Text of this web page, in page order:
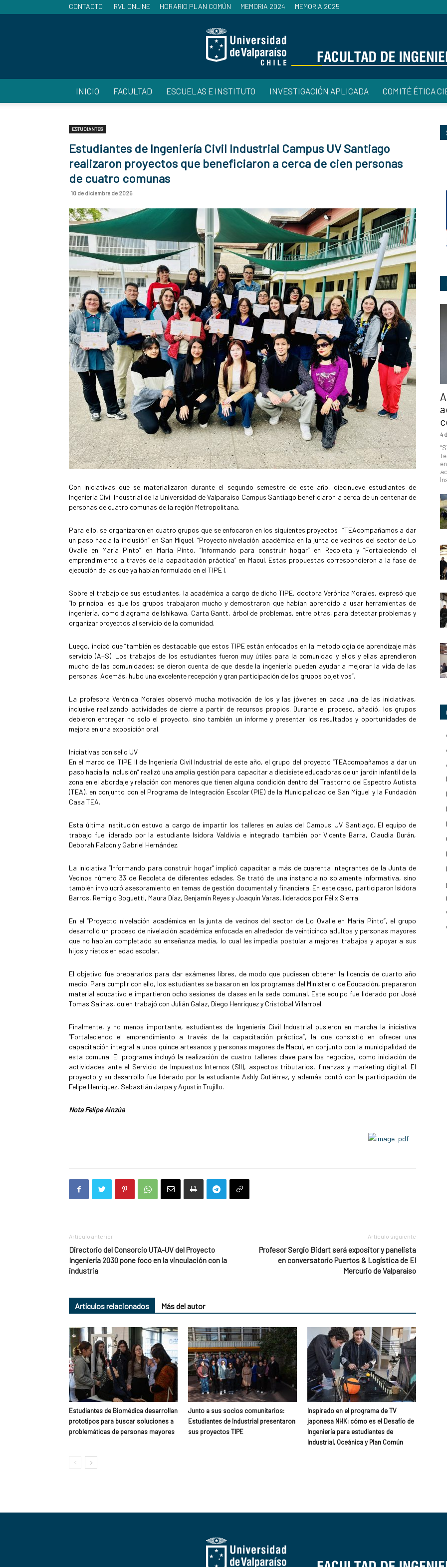
CONTACTO RVL ONLINE HORARIO PLAN COMÚN MEMORIA 2024 MEMORIA 2025
de
Ingeniería
INICIO FACULTAD ESCUELAS E INSTITUTO INVESTIGACIÓN APLICADA COMITÉ ÉTICA
ESTUDIANTES
Estudiantes de Ingeniería Civil Industrial Campus UV Santiago
realizaron proyectos que beneficiaron a cerca de cien personas
de cuatro comunas
10 de diciembre de 2025
Con iniciativas que se materializaron durante el segundo semestre de este año, diecinueve estudiantes de
Ingeniería Civil Industrial de la Universidad de Valparaíso Campus Santiago beneficiaron a cerca de un centenar de
personas de cuatro comunas de la región Metropolitana.
Para ello, se organizaron en cuatro grupos que se enfocaron en los siguientes proyectos: “TEAcompañamos a dar
un paso hacia la inclusión” en San Miguel, “Proyecto nivelación académica en la junta de vecinos del sector de Lo
Ovalle en María Pinto” en María Pinto, “Informando para construir hogar” en Recoleta y “Fortaleciendo el
emprendimiento a través de la capacitación práctica” en Macul. Estas propuestas correspondieron a la fase de
ejecución de las que ya habían formulado en el TIPE I.
Sobre el trabajo de sus estudiantes, la académica a cargo de dicho TIPE, doctora Verónica Morales, expresó que
“lo principal es que los grupos trabajaron mucho y demostraron que habían aprendido a usar herramientas de
ingeniería, como diagrama de Ishikawa, Carta Gantt, árbol de problemas, entre otras, para detectar problemas y
organizar proyectos al servicio de la comunidad.
Luego, indicó que “también es destacable que estos TIPE están enfocados en la metodología de aprendizaje más
servicio (A+S). Los trabajos de los estudiantes fueron muy útiles para la comunidad y ellos y ellas aprendieron
mucho de las comunidades; se dieron cuenta de que desde la ingeniería pueden ayudar a mejorar la vida de las
personas. Además, hubo una excelente recepción y gran participación de los grupos objetivos”.
La profesora Verónica Morales observó mucha motivación de los y las jóvenes en cada una de las iniciativas,
inclusive realizando actividades de cierre a partir de recursos propios. Durante el proceso, añadió, los grupos
debieron entregar no solo el proyecto, sino también un informe y presentar los resultados y oportunidades de
mejora en una exposición oral.
Iniciativas con sello UV
En el marco del TIPE II de Ingeniería Civil Industrial de este año, el grupo del proyecto “TEAcompañamos a dar un
paso hacia la inclusión” realizó una amplia gestión para capacitar a diecisiete educadoras de un jardín infantil de la
zona en el abordaje y relación con menores que tienen alguna condición dentro del Trastorno del Espectro Autista
(TEA), en conjunto con el Programa de Integración Escolar (PIE) de la Municipalidad de San Miguel y la Fundación
Casa TEA.
Esta última institución estuvo a cargo de impartir los talleres en aulas del Campus UV Santiago. El equipo de
trabajo fue liderado por la estudiante Isidora Valdivia e integrado también por Vicente Barra, Claudia Durán,
Deborah Falcón y Gabriel Hernández.
La iniciativa “Informando para construir hogar” implicó capacitar a más de cuarenta integrantes de la Junta de
Vecinos número 33 de Recoleta de diferentes edades. Se trató de una instancia no solamente informativa, sino
también involucró asesoramiento en temas de gestión documental y financiera. En este caso, participaron Isidora
Barros, Remigio Boguetti, Maura Díaz, Benjamín Reyes y Joaquín Varas, liderados por Félix Sierra.
En el “Proyecto nivelación académica en la junta de vecinos del sector de Lo Ovalle en María Pinto”, el grupo
desarrolló un proceso de nivelación académica enfocada en alrededor de veinticinco adultos y personas mayores
que no habían completado su enseñanza media, lo cual les impedía postular a mejores trabajos y apoyar a sus
hijos y nietos en edad escolar.
El objetivo fue prepararlos para dar exámenes libres, de modo que pudiesen obtener la licencia de cuarto año
medio. Para cumplir con ello, los estudiantes se basaron en los programas del Ministerio de Educación, prepararon
material educativo e impartieron ocho sesiones de clases en la sede comunal. Este equipo fue liderado por José
Tomas Salinas, quien trabajó con Julián Galaz, Diego Henríquez y Cristóbal Villarroel.
Finalmente, y no menos importante, estudiantes de Ingeniería Civil Industrial pusieron en marcha la iniciativa
“Fortaleciendo el emprendimiento a través de la capacitación práctica”, la que consistió en ofrecer una
capacitación integral a unos quince artesanos y personas mayores de Macul, en conjunto con la municipalidad de
esta comuna. El programa incluyó la realización de cuatro talleres clave para los negocios, como iniciación de
actividades ante el Servicio de Impuestos Internos (SII), aspectos tributarios, finanzas y marketing digital. El
proyecto y su desarrollo fue liderado por la estudiante Ashly Gutiérrez, y además contó con la participación de
Felipe Henríquez, Sebastián Jarpa y Agustín Trujillo.
Nota Felipe Ainzúa
Artículo anterior
Directorio del Consorcio UTA-UV del Proyecto
Ingeniería 2030 pone foco en la vinculación con la
industria
Artículo siguiente
Profesor Sergio Bidart será expositor y panelista
en conversatorio Puertos & Logística de El
Mercurio de Valparaíso
Artículos relacionados Más del autor
Estudiantes de Biomédica desarrollan
prototipos para buscar soluciones a
problemáticas de personas mayores
Junto a sus socios comunitarios:
Estudiantes de Industrial presentaron
sus proyectos TIPE
Inspirado en el programa de TV
japonesa NHK: cómo es el Desafío de
Ingeniería para estudiantes de
Industrial, Oceánica y Plan Común
4